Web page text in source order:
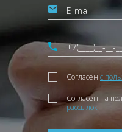
Согласен с
Согласен на
рассылок